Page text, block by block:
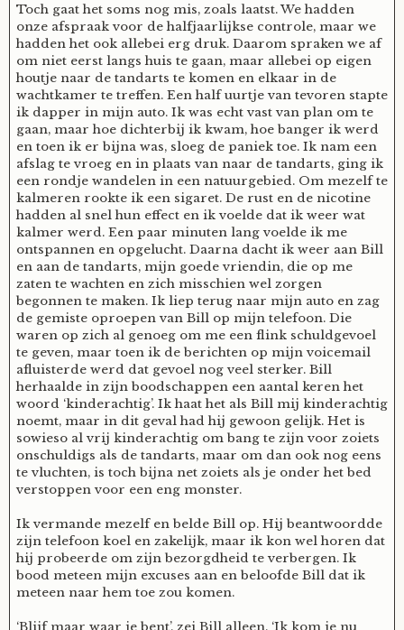
Tom Mathys
Vorrion
Vrolijke Dondersteen
Zofianina
Toch gaat het soms nog mis, zoals laatst. We hadden
onze afspraak voor de halfjaarlijkse controle, maar we
hadden het ook allebei erg druk. Daarom spraken we af
om niet eerst langs huis te gaan, maar allebei op eigen
houtje naar de tandarts te komen en elkaar in de
wachtkamer te treffen. Een half uurtje van tevoren stapte
ik dapper in mijn auto. Ik was echt vast van plan om te
gaan, maar hoe dichterbij ik kwam, hoe banger ik werd
en toen ik er bijna was, sloeg de paniek toe. Ik nam een
afslag te vroeg en in plaats van naar de tandarts, ging ik
een rondje wandelen in een natuurgebied. Om mezelf te
kalmeren rookte ik een sigaret. De rust en de nicotine
hadden al snel hun effect en ik voelde dat ik weer wat
kalmer werd. Een paar minuten lang voelde ik me
ontspannen en opgelucht. Daarna dacht ik weer aan Bill
en aan de tandarts, mijn goede vriendin, die op me
zaten te wachten en zich misschien wel zorgen
begonnen te maken. Ik liep terug naar mijn auto en zag
de gemiste oproepen van Bill op mijn telefoon. Die
waren op zich al genoeg om me een flink schuldgevoel
te geven, maar toen ik de berichten op mijn voicemail
afluisterde werd dat gevoel nog veel sterker. Bill
herhaalde in zijn boodschappen een aantal keren het
woord ‘kinderachtig’. Ik haat het als Bill mij kinderachtig
noemt, maar in dit geval had hij gewoon gelijk. Het is
sowieso al vrij kinderachtig om bang te zijn voor zoiets
onschuldigs als de tandarts, maar om dan ook nog eens
te vluchten, is toch bijna net zoiets als je onder het bed
verstoppen voor een eng monster.
Ik vermande mezelf en belde Bill op. Hij beantwoordde
zijn telefoon koel en zakelijk, maar ik kon wel horen dat
hij probeerde om zijn bezorgdheid te verbergen. Ik
bood meteen mijn excuses aan en beloofde Bill dat ik
meteen naar hem toe zou komen.
‘Blijf maar waar je bent’, zei Bill alleen. ‘Ik kom je nu